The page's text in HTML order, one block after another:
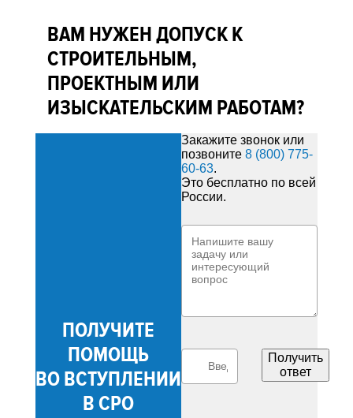
ВАМ НУЖЕН ДОПУСК К
СТРОИТЕЛЬНЫМ,
ПРОЕКТНЫМ ИЛИ
ИЗЫСКАТЕЛЬСКИМ РАБОТАМ?
ПОЛУЧИТЕ
ПОМОЩЬ
ВО ВСТУПЛЕНИИ
В СРО
Закажите звонок или
позвоните 8 (800) 775-
60-63.
Это бесплатно по всей
России.
Получить
ответ